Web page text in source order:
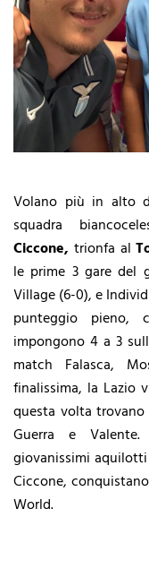
Volano più in alto
squadra
Ciccone, trionfa al
le prime 3 gare del
Village (6-0), e
punteggio pieno,
impongono 4 a 3
match Falasca,
finalissima, la Lazio
questa volta
Guerra e
giovanissimi
Ciccone,
World.